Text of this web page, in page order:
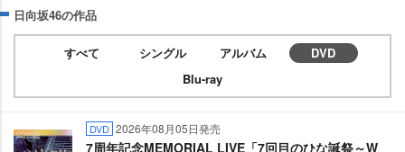
日向坂46の作品
すべて シングル アルバム
DVD
Blu-ray
DVD 2026年08月05日発売
7周年記念MEMORIAL LIVE「7回目のひな誕祭～W